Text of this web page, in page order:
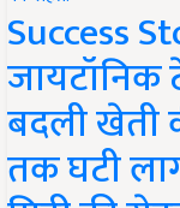
Success
जायटॉनिक
बदली खेती
तक घटी